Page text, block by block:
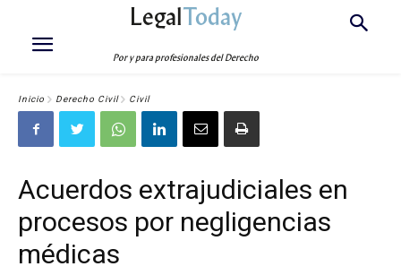
LegalToday
Por y para profesionales del Derecho
Inicio Derecho Civil Civil
Acuerdos extrajudiciales en
procesos por negligencias
médicas